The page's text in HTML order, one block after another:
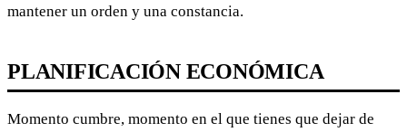
mantener un orden y una constancia.
PLANIFICACIÓN ECONÓMICA
Momento cumbre, momento en el que tienes que dejar de